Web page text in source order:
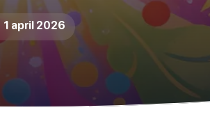
april 2026